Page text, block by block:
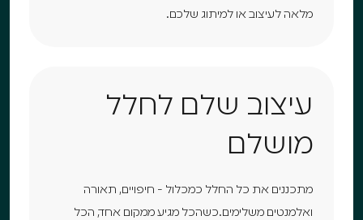
מלאה לעיצוב או למיתוג שלכם.
עיצוב שלם לחלל
מושלם
מתכננים את כל החלל כמכלול - חיפויים, תאורה
ואלמנטים משלימים.כשהכל מגיע ממקום אחד, הכל